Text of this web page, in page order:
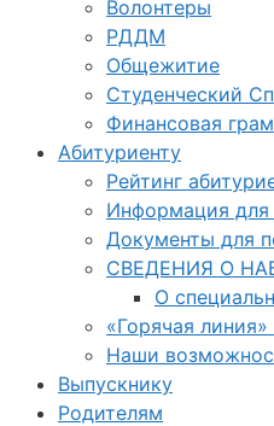
Волонтеры
РДДМ
Общежитие
Студенческий
Финансовая
Абитуриенту
Рейтинг
Информация для
Документы для
СВЕДЕНИЯ О
О
«Горячая
Наши
Выпускнику
Родителям